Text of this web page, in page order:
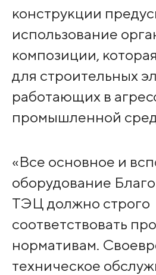
конструкции
использование
композиции,
для строительных
работающих в
промышленной
«Все основное и
оборудование
ТЭЦ должно строго
соответствовать
нормативам.
техническое